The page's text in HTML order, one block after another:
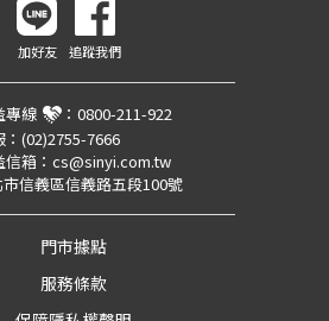
加好友 追蹤我們
專線 ： 0800-211-922
(02)2755-7666
箱： cs@sinyi.com.tw
信義區信義路五段100號
門市據點
服務條款